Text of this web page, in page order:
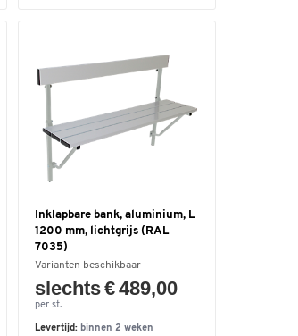
Inklapbare bank, aluminium, L
1200 mm, lichtgrijs (RAL
7035)
Varianten beschikbaar
slechts € 489,00
per st.
Levertijd: binnen 2 weken